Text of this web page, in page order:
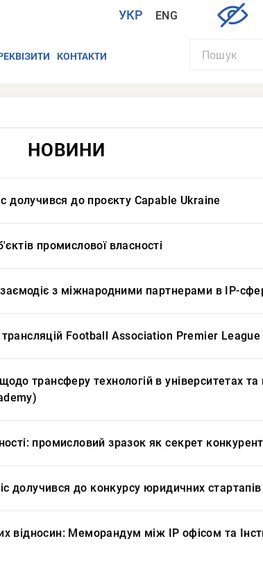
УКР ENG
КОНТАКТИ
НОВИНИ
долучився до проєкту Capable Ukraine
промислової власності
з міжнародними партнерами в IP-
Football Association Premier League
трансферу технологій в університетах
промисловий зразок як секрет
долучився до конкурсу юридичних стартапів
відносин: Меморандум між IP офісом та